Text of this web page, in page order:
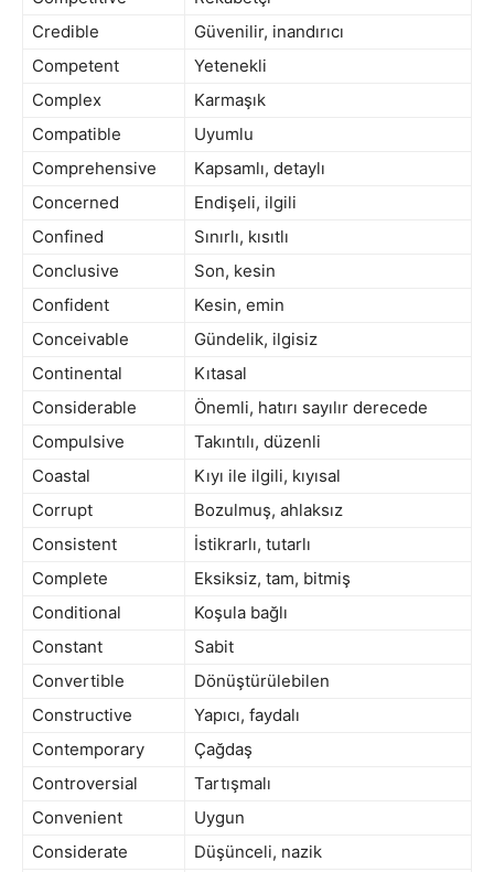
Credible
Güvenilir, inandırıcı
Competent
Yetenekli
Complex
Karmaşık
Compatible
Uyumlu
Comprehensive
Kapsamlı, detaylı
Concerned
Endişeli, ilgili
Confined
Sınırlı, kısıtlı
Conclusive
Son, kesin
Confident
Kesin, emin
Conceivable
Gündelik, ilgisiz
Continental
Kıtasal
Considerable
Önemli, hatırı sayılır derecede
Compulsive
Takıntılı, düzenli
Coastal
Kıyı ile ilgili, kıyısal
Corrupt
Bozulmuş, ahlaksız
Consistent
İstikrarlı, tutarlı
Complete
Eksiksiz, tam, bitmiş
Conditional
Koşula bağlı
Constant
Sabit
Convertible
Dönüştürülebilen
Constructive
Yapıcı, faydalı
Contemporary
Çağdaş
Controversial
Tartışmalı
Convenient
Uygun
Considerate
Düşünceli, nazik